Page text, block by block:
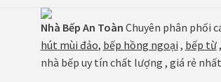
Nhà Bếp An Toàn Chuyên phân phối
hút mùi đảo, bếp hồng ngoại , bếp từ,
nhà bếp uy tín chất lượng , giá rẻ